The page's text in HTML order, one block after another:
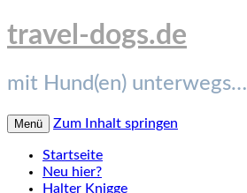
travel-dogs.de
mit Hund(en) unterwegs…
Menü Zum Inhalt springen
Startseite
Neu hier?
Halter Knigge